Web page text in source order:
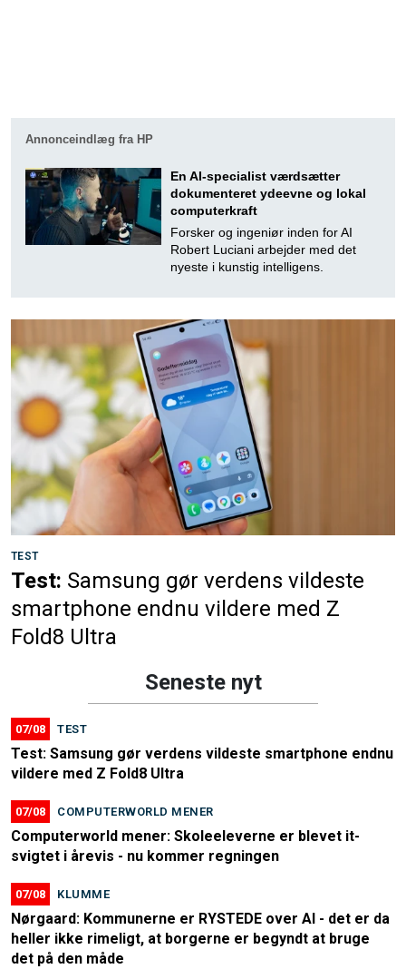
Annonceindlæg fra HP
En AI-specialist værdsætter
dokumenteret ydeevne og lokal
computerkraft
Forsker og ingeniør inden for AI
Robert Luciani arbejder med det
nyeste i kunstig intelligens.
TEST
Test: Samsung gør verdens vildeste
smartphone endnu vildere med Z
Fold8 Ultra
Seneste nyt
07/08 TEST
Test: Samsung gør verdens vildeste smartphone endnu
vildere med Z Fold8 Ultra
07/08 COMPUTERWORLD MENER
Computerworld mener: Skoleeleverne er blevet it-
svigtet i årevis - nu kommer regningen
07/08 KLUMME
Nørgaard: Kommunerne er RYSTEDE over AI - det er da
heller ikke rimeligt, at borgerne er begyndt at bruge
det på den måde